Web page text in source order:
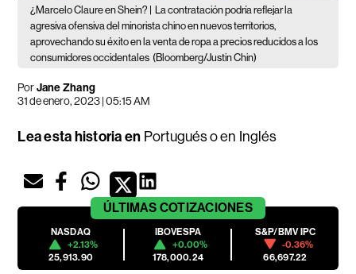
¿Marcelo Claure en Shein? |
La contratación podría reflejar la
agresiva ofensiva del minorista chino en nuevos territorios,
aprovechando su éxito en la venta de ropa a precios reducidos a los
consumidores occidentales (Bloomberg/Justin Chin)
PorJane Zhang
31 de enero, 2023 | 05:15 AM
Lea esta historia en Portuguéso en Inglés
ÚLTIMAS COTIZACIONES
NASDAQ
+2.13%
25,913.90
IBOVESPA
+0.00%
178,000.24
S&P/BMV IPC
-0.36%
66,697.22